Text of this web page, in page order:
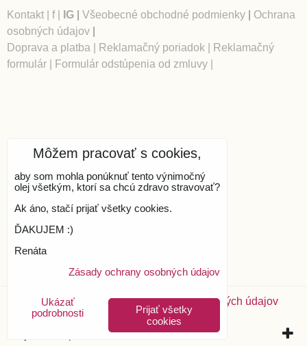
Kontakt f| IG Všeobecné obchodné podmienky
Ochrana
osobných údajov
Doprava a platba
Reklamačný poriadok
Reklamačný
formulár
Formulár odstúpenia od zmluvy
Predvoľby súkromia Zásady ochrany osobných údajov
Vytvorené pomocou:BiznisWeb.sk
Môžem pracovať s cookies,
aby som mohla ponúknuť tento výnimočný
olej všetkým, ktorí sa chcú zdravo stravovať?
Ak áno, stačí prijať všetky cookies.
ĎAKUJEM :)
Renáta
Zásady ochrany osobných údajov
Ukázať
podrobnosti
Prijať všetky
cookies